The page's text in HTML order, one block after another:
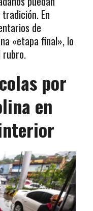
En
de
«etapa final», lo
rubro.
por
en